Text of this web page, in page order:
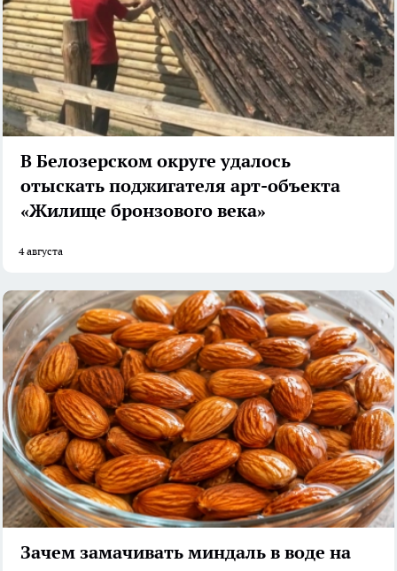
В Белозерском округе удалось
отыскать поджигателя арт-объекта
«Жилище бронзового века»
4 августа
Зачем замачивать миндаль в воде на